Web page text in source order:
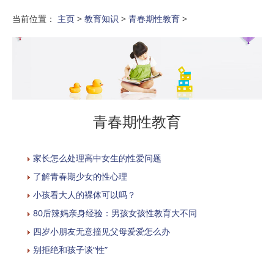
当前位置： 主页 > 教育知识 > 青春期性教育 >
青春期性教育
家长怎么处理高中女生的性爱问题
了解青春期少女的性心理
小孩看大人的裸体可以吗？
80后辣妈亲身经验：男孩女孩性教育大不同
四岁小朋友无意撞见父母爱爱怎么办
别拒绝和孩子谈“性”